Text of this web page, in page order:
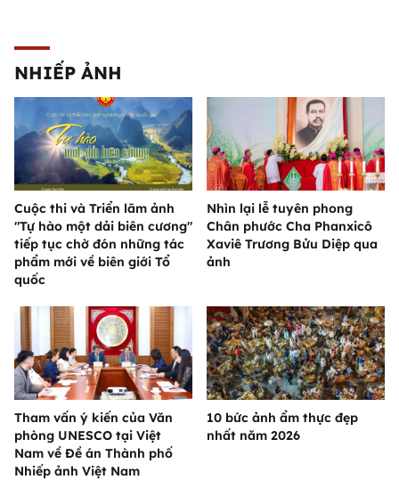
NHIẾP ẢNH
Cuộc thi và Triển lãm ảnh
"Tự hào một dải biên cương"
tiếp tục chờ đón những tác
phẩm mới về biên giới Tổ
quốc
Nhìn lại lễ tuyên phong
Chân phước Cha Phanxicô
Xaviê Trương Bửu Diệp qua
ảnh
Tham vấn ý kiến của Văn
phòng UNESCO tại Việt
Nam về Đề án Thành phố
Nhiếp ảnh Việt Nam
10 bức ảnh ẩm thực đẹp
nhất năm 2026